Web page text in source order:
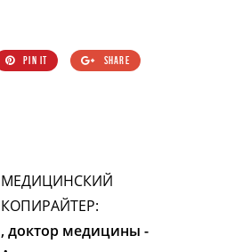
PIN IT SHARE
МЕДИЦИНСКИЙ
КОПИРАЙТЕР:
, доктор медицины -